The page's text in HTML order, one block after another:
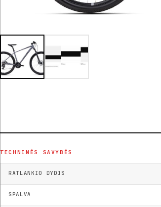
TECHNINĖS SAVYBĖS
RATLANKIO DYDIS
SPALVA